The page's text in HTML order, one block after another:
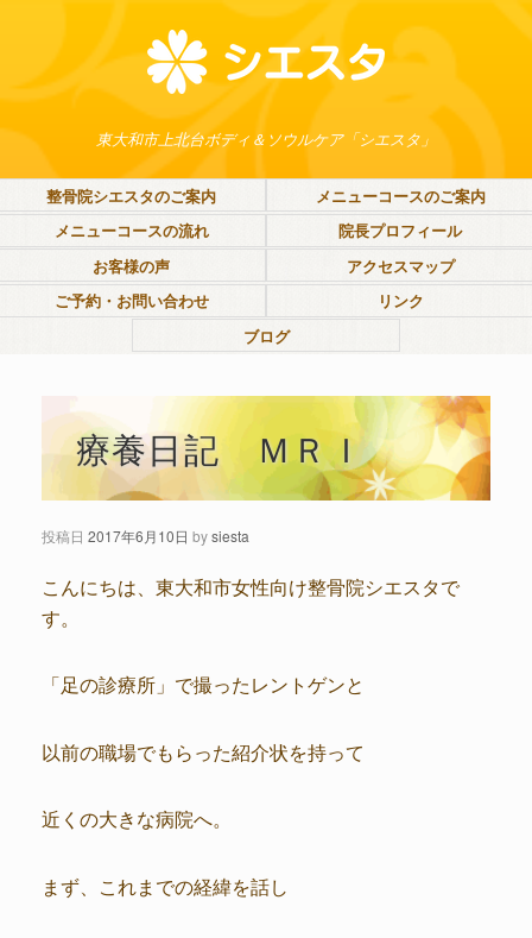
東大和市上北台ボディ＆ソウルケア「シエスタ」
整骨院シエスタのご案内
メニューコースのご案内
メニューコースの流れ
院長プロフィール
お客様の声
アクセスマップ
ご予約・お問い合わせ
リンク
ブログ
療養日記 ＭＲＩ
投稿日 2017年6月10日 bysiesta
こんにちは、東大和市女性向け整骨院シエスタで
す。
「足の診療所」で撮ったレントゲンと
以前の職場でもらった紹介状を持って
近くの大きな病院へ。
まず、これまでの経緯を話し